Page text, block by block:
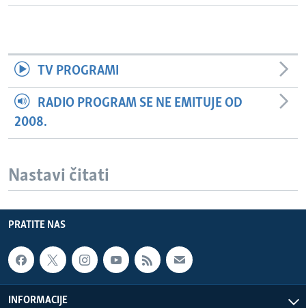
TV PROGRAMI
RADIO PROGRAM SE NE EMITUJE OD
2008.
Nastavi čitati
PRATITE NAS
INFORMACIJE